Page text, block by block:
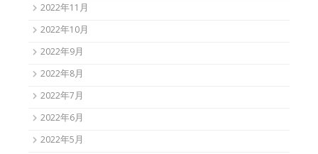
2022年11月
2022年10月
2022年9月
2022年8月
2022年7月
2022年6月
2022年5月